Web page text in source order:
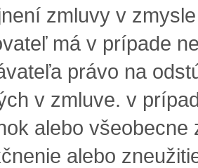
zmluvy v
má v prípade
právo na
v zmluve. v
alebo
alebo